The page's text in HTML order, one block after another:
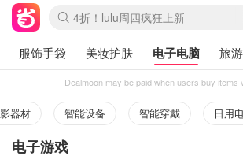
4折！lulu周四疯狂上新
Zalando 奥莱闪促！每日更新
服饰手袋 美妆护肤 电子电脑 旅游
Dealmoon may be paid when users buy items
器材 智能设备 智能穿戴 日用
电子游戏